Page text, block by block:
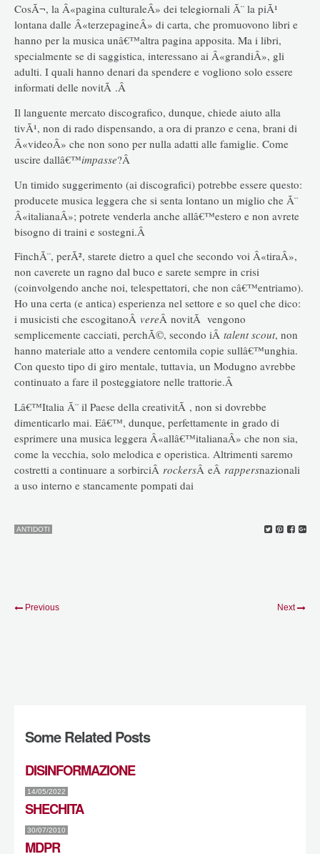
CosÃ¬, la Â«pagina culturaleÂ» dei telegiornali Ã¨ la piÃ¹
lontana dalle Â«terzepagineÂ» di carta, che promuovono libri e
hanno per la musica unâ€™altra pagina apposita. Ma i libri,
specialmente se di saggistica, interessano ai Â«grandiÂ», gli
adulti. I quali hanno denari da spendere e vogliono solo essere
informati delle novitÃ .Â
Il languente mercato discografico, dunque, chiede aiuto alla
tivÃ¹, non di rado dispensando, a ora di pranzo e cena, brani di
Â«videoÂ» che non sono per nulla adatti alle famiglie. Come
uscire dallâ€™impasse?Â
Un timido suggerimento (ai discografici) potrebbe essere questo:
producete musica leggera che si senta lontano un miglio che Ã¨
Â«italianaÂ»; potrete venderla anche allâ€™estero e non avrete
bisogno di traini e sostegni.Â
FinchÃ¨, perÃ², starete dietro a quel che secondo voi Â«tiraÂ»,
non caverete un ragno dal buco e sarete sempre in crisi
(coinvolgendo anche noi, telespettatori, che non câ€™entriamo).
Ho una certa (e antica) esperienza nel settore e so quel che dico:
i musicisti che escogitanoÂ vereÂ novitÃ vengono
semplicemente cacciati, perchÃ©, secondo iÂ talent scout, non
hanno materiale atto a vendere centomila copie sullâ€™unghia.
Con questo tipo di giro mentale, tuttavia, un Modugno avrebbe
continuato a fare il posteggiatore nelle trattorie.Â
Lâ€™Italia Ã¨ il Paese della creativitÃ , non si dovrebbe
dimenticarlo mai. Eâ€™, dunque, perfettamente in grado di
esprimere una musica leggera Â«allâ€™italianaÂ» che non sia,
come la vecchia, solo melodica e operistica. Altrimenti saremo
costretti a continuare a sorbirciÂ rockersÂ eÂ rappersnazionali
a uso interno e stancamente pompati dai
ANTIDOTI
Previous Next
Some Related Posts
DISINFORMAZIONE
14/05/2022
SHECHITA
30/07/2010
MDPR